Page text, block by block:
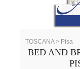
TOSCANA > Pisa
BED AND